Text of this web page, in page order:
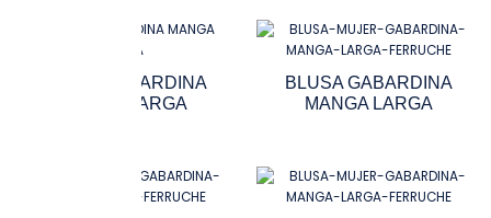
BLUSA GABARDINA
MANGA LARGA
BLUSA GABARDINA
MANGA LARGA